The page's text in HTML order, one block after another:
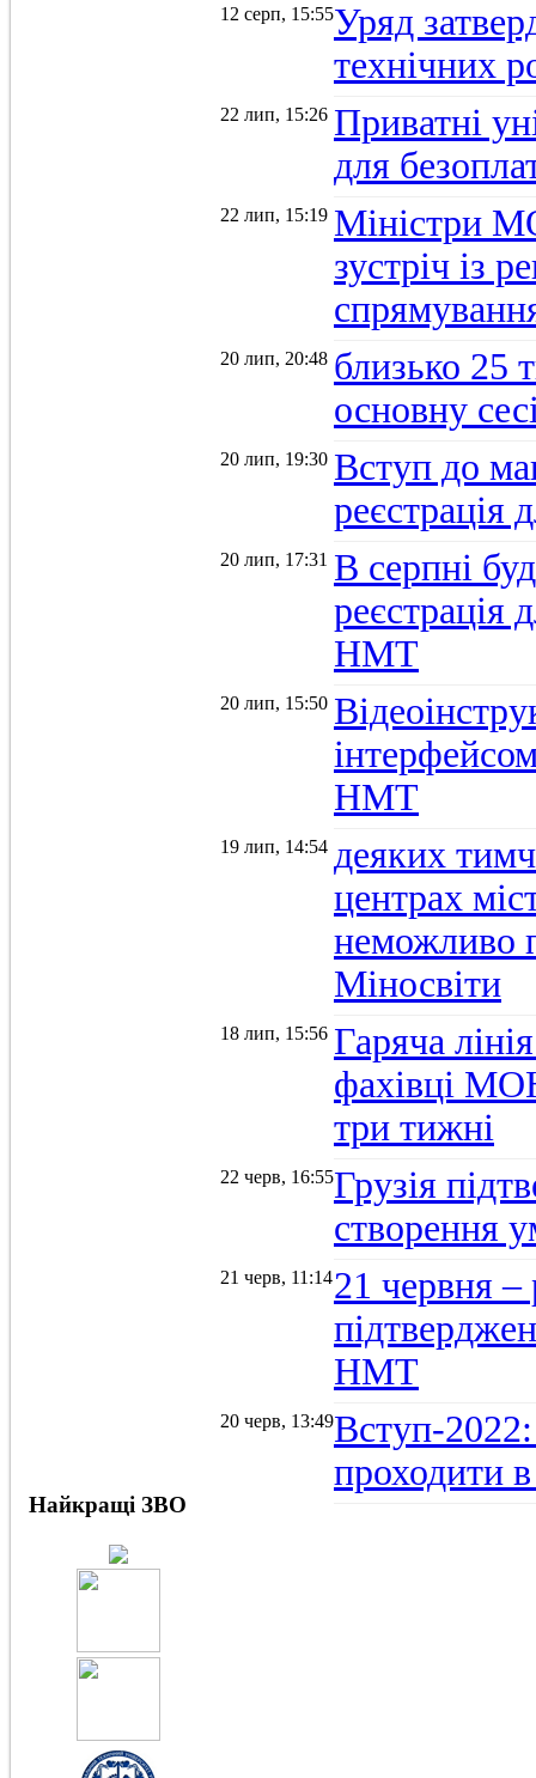
12 серп, 15:55Уряд
технічних
22 лип, 15:26 Приватні
для
22 лип, 15:19 Міністри
зустріч із
20 лип, 20:48 близько 25
основну
20 лип, 19:30 Вступ до
20 лип, 17:31 В серпні
реєстрація
НМТ
20 лип, 15:50
НМТ
19 лип, 14:54 деяких
центрах
неможливо
Міносвіти
18 лип, 15:56 Гаряча
фахівці
три тижні
22 черв, 16:55Грузія
створення
21 черв, 11:1421 червня –
НМТ
20 черв, 13:49Вступ-
проходити в
Найкращі ЗВО